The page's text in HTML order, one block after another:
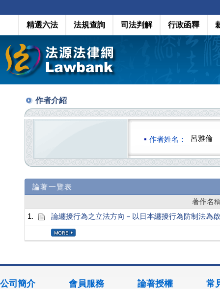
精選六法 法規查詢 司法判解 行政函釋
作者介紹
作者姓名： 呂雅倫
論著一覽表
著作名
1.
論纏擾行為之立法方向－以日本纏擾行為防制法為
公司簡介 會員服務 論著授權 常